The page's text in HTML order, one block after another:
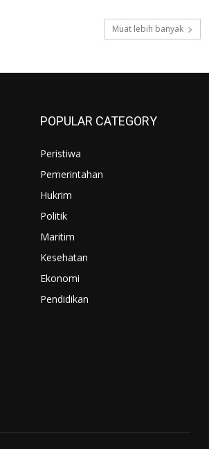
Muat lebih banyak
POPULAR CATEGORY
Peristiwa
Pemerintahan
Hukrim
Politik
Maritim
Kesehatan
Ekonomi
Pendidikan